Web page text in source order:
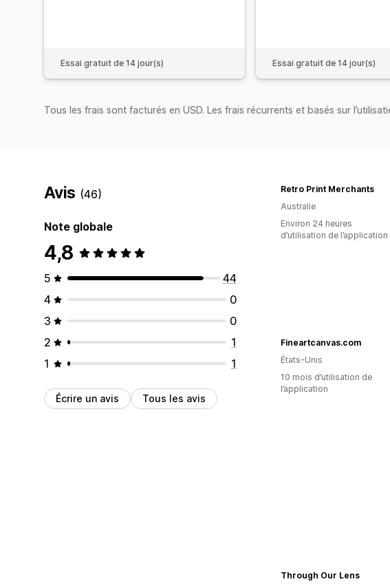
Essai gratuit de 14 jour(s) Essai gratuit de 14 jour(s)
Tous les frais sont facturés en USD. Les frais récurrents et basés sur
Avis (46)
Note globale
4,8
5
44
4
0
3
0
2
1
1
1
Écrire un avis Tous les avis
Retro Print Merchants
Australie
Environ 24 heures
d’utilisation de l’application
Fineartcanvas.com
États-Unis
10 mois d’utilisation de
l’application
Through Our Lens